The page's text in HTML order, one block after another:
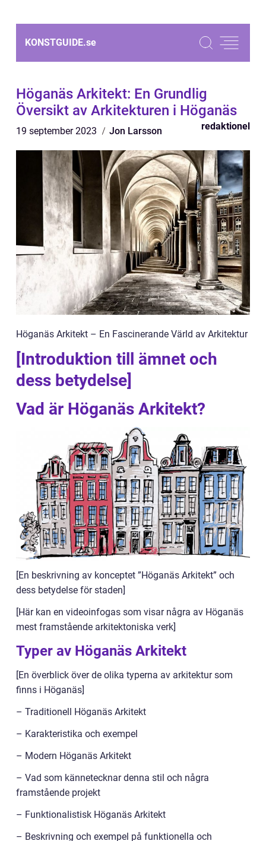
KONSTGUIDE.se
Höganäs Arkitekt: En Grundlig
Översikt av Arkitekturen i Höganäs
19 september 2023 Jon Larsson redaktionel
Höganäs Arkitekt – En Fascinerande Värld av Arkitektur
[Introduktion till ämnet och
dess betydelse]
Vad är Höganäs Arkitekt?
[En beskrivning av konceptet ”Höganäs Arkitekt” och
dess betydelse för staden]
[Här kan en videoinfogas som visar några av Höganäs
mest framstående arkitektoniska verk]
Typer av Höganäs Arkitekt
[En överblick över de olika typerna av arkitektur som
finns i Höganäs]
– Traditionell Höganäs Arkitekt
– Karakteristika och exempel
– Modern Höganäs Arkitekt
– Vad som kännetecknar denna stil och några
framstående projekt
– Funktionalistisk Höganäs Arkitekt
– Beskrivning och exempel på funktionella och